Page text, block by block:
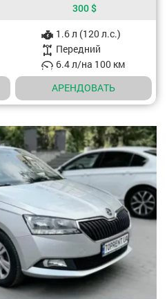
300$
1.6 л (120 л.с.)
Передний
6.4 л/на 100 км
АРЕНДОВАТЬ